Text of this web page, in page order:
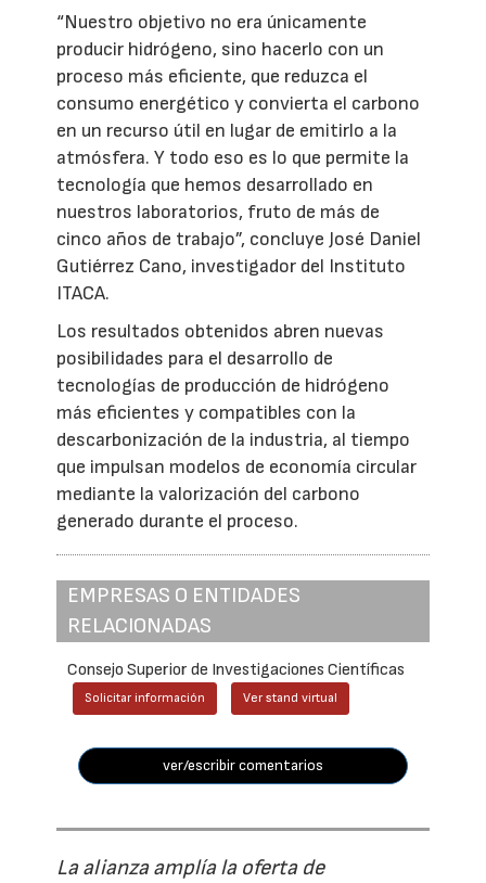
“Nuestro objetivo no era únicamente
producir hidrógeno, sino hacerlo con un
proceso más eficiente, que reduzca el
consumo energético y convierta el carbono
en un recurso útil en lugar de emitirlo a la
atmósfera. Y todo eso es lo que permite la
tecnología que hemos desarrollado en
nuestros laboratorios, fruto de más de
cinco años de trabajo”, concluye José Daniel
Gutiérrez Cano, investigador del Instituto
ITACA.
Los resultados obtenidos abren nuevas
posibilidades para el desarrollo de
tecnologías de producción de hidrógeno
más eficientes y compatibles con la
descarbonización de la industria, al tiempo
que impulsan modelos de economía circular
mediante la valorización del carbono
generado durante el proceso.
EMPRESAS O ENTIDADES
RELACIONADAS
Consejo Superior de Investigaciones Científicas
Solicitar información Ver stand virtual
ver/escribir comentarios
La alianza amplía la oferta de